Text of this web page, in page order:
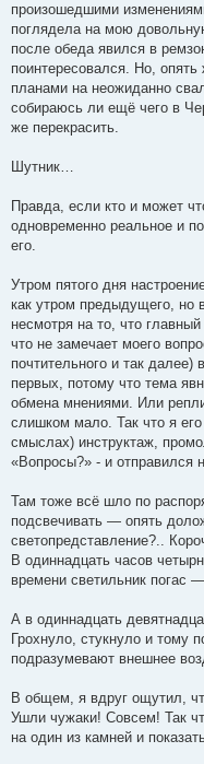
произошедшими
поглядела на мою
после обеда явился в
поинтересовался. Но,
планами на неожиданно
собираюсь ли ещё чего в
же перекрасить.
Шутник…
Правда, еcли кто и может
одновременно реальное и
его.
Утром пятого дня
как утром предыдущего, но
несмотря на то, что
что не замечает моего
почтительного и так
первых, потому что тема
обмена мнениями. Или
слишком мало. Так что я
смыслах) инструктаж,
«Вопросы?» - и отправился
Там тоже всё шло по
подсвечивать — опять
светопредставление?..
В одиннадцать часов
времени светильник погас
А в одиннадцать
Грохнуло, стукнуло и тому
подразумевают внешнее
В общем, я вдруг ощутил,
Ушли чужаки! Совсем! Так
на один из камней и